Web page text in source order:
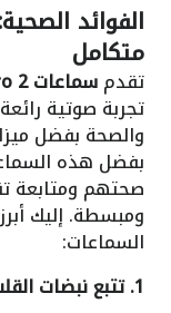
الفوائد
متكامل
تقدمسماعات Beats PowerBeats Pro 2
تجربة صوتية
والصحة بفضل
بفضل هذه
صحتهم ومتابعة
ومبسطة. إليك
السماعات:
1. تتبع نبضات القلب بدقة: